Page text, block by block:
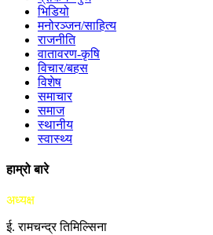
भिडियो
मनोरञ्जन/साहित्य
राजनीति
वातावरण-कृषि
विचार/बहस
विशेष
समाचार
समाज
स्थानीय
स्वास्थ्य
हाम्रो बारे
अध्यक्ष
ई. रामचन्द्र तिमिल्सिना